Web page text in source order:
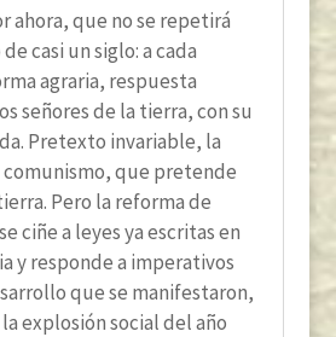
ahora, que no se repetirá
casi un siglo: a cada
agraria, respuesta
señores de la tierra, con su
Pretexto invariable, la
que pretende
Pero la reforma de
ciñe a leyes ya escritas en
y responde a imperativos
que se manifestaron,
explosión social del año